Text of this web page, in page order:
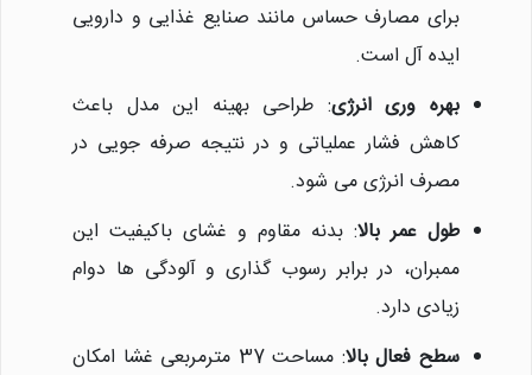
برای مصارف حساس مانند صنایع غذایی و دارویی
ایده آل است.
بهره وری انرژی: طراحی بهینه این مدل باعث
کاهش فشار عملیاتی و در نتیجه صرفه جویی در
مصرف انرژی می شود.
طول عمر بالا: بدنه مقاوم و غشای باکیفیت این
ممبران، در برابر رسوب گذاری و آلودگی ها دوام
زیادی دارد.
سطح فعال بالا
: مساحت 37 مترمربعی غشا امکان